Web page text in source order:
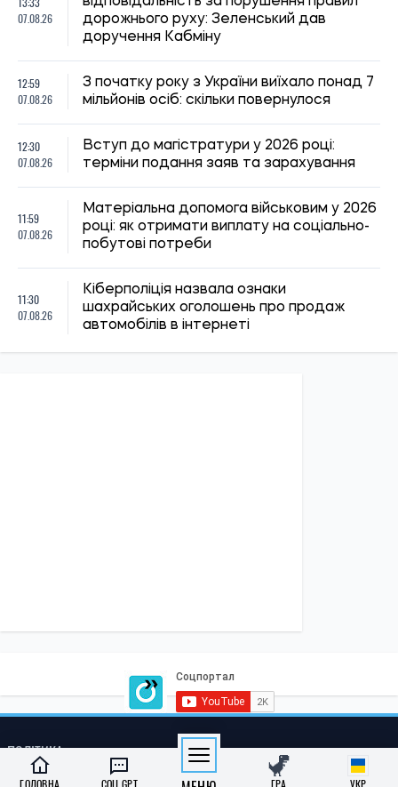
Медреформа
Пенсії
Інклюзивність
ГОЛОВНА СОЦ GPT ГРА УКР